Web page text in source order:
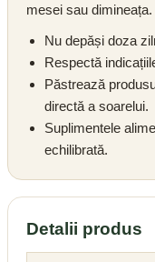
mesei sau dimineața.
Nu depăși doza
Respectă
Păstrează
directă a soarelui.
Suplimentele
echilibrată.
Detalii produs